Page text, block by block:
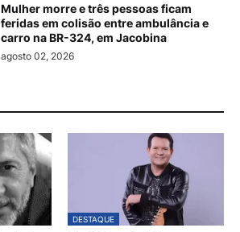
Mulher morre e três pessoas ficam
feridas em colisão entre ambulância e
carro na BR-324, em Jacobina
agosto 02, 2026
DESTAQUE